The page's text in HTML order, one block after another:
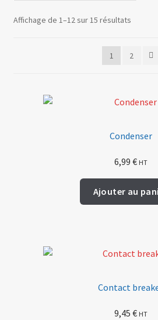
Affichage de 1–12 sur 15 résultats
1 2
Condenser
6,99 € HT
Ajouter au
Contact
9,45 € HT